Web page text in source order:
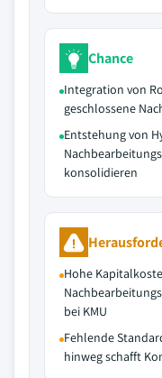
Chance
Integration von
geschlossene
Entstehung von
konsolidieren
Hohe
bei KMU
Fehlende
hinweg schafft